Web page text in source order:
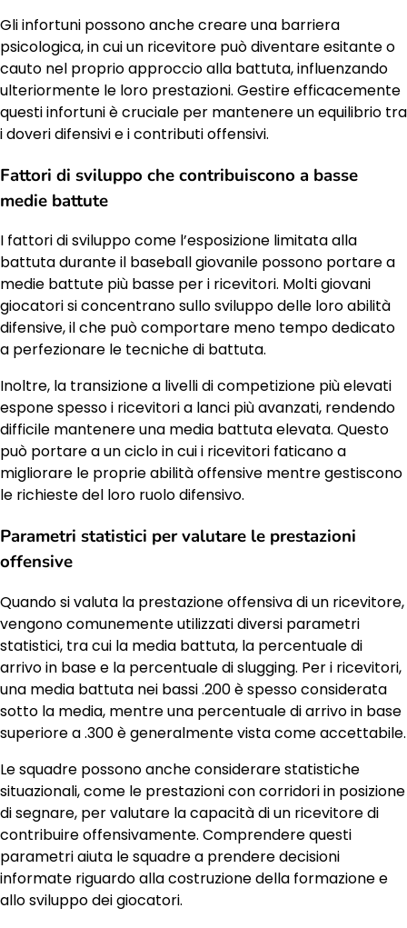
Gli infortuni possono anche creare una barriera
psicologica, in cui un ricevitore può diventare esitante o
cauto nel proprio approccio alla battuta, influenzando
ulteriormente le loro prestazioni. Gestire efficacemente
questi infortuni è cruciale per mantenere un equilibrio tra
i doveri difensivi e i contributi offensivi.
Fattori di sviluppo che contribuiscono a basse
medie battute
I fattori di sviluppo come l’esposizione limitata alla
battuta durante il baseball giovanile possono portare a
medie battute più basse per i ricevitori. Molti giovani
giocatori si concentrano sullo sviluppo delle loro abilità
difensive, il che può comportare meno tempo dedicato
a perfezionare le tecniche di battuta.
Inoltre, la transizione a livelli di competizione più elevati
espone spesso i ricevitori a lanci più avanzati, rendendo
difficile mantenere una media battuta elevata. Questo
può portare a un ciclo in cui i ricevitori faticano a
migliorare le proprie abilità offensive mentre gestiscono
le richieste del loro ruolo difensivo.
Parametri statistici per valutare le prestazioni
offensive
Quando si valuta la prestazione offensiva di un ricevitore,
vengono comunemente utilizzati diversi parametri
statistici, tra cui la media battuta, la percentuale di
arrivo in base e la percentuale di slugging. Per i ricevitori,
una media battuta nei bassi .200 è spesso considerata
sotto la media, mentre una percentuale di arrivo in base
superiore a .300 è generalmente vista come accettabile.
Le squadre possono anche considerare statistiche
situazionali, come le prestazioni con corridori in posizione
di segnare, per valutare la capacità di un ricevitore di
contribuire offensivamente. Comprendere questi
parametri aiuta le squadre a prendere decisioni
informate riguardo alla costruzione della formazione e
allo sviluppo dei giocatori.